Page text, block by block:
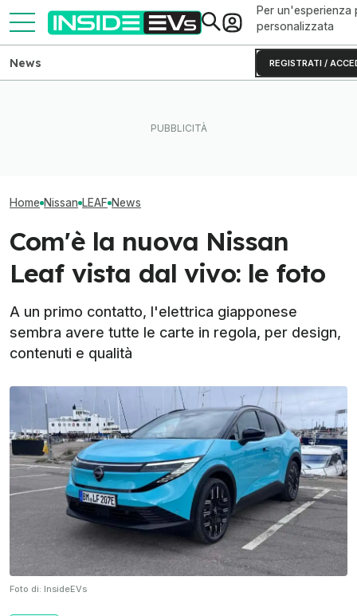
Per un'esperienza
personalizzata
REGISTRATI /
News
Home Nissan LEAF News
Com'è la nuova Nissan
Leaf vista dal vivo: le foto
A un primo contatto, l'elettrica giapponese
sembra avere tutte le carte in regola, per design,
contenuti e qualità
Foto di: InsideEVs